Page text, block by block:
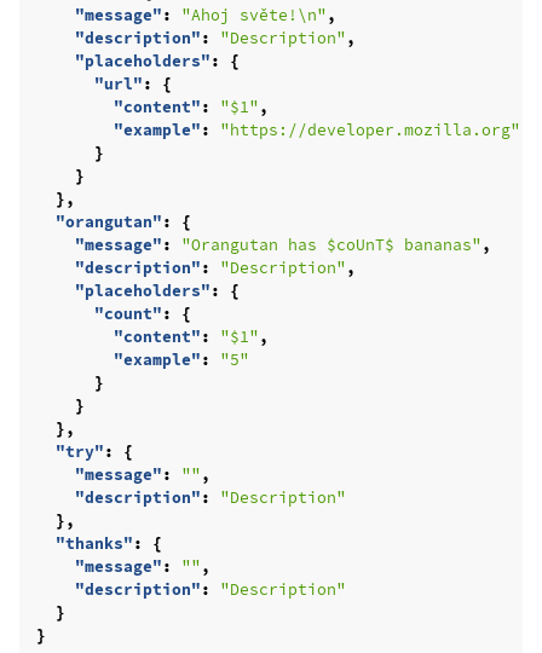
"message": "Ahoj světe!\n",
"description": "Description",
"placeholders":
{
"url":
{
"content": "$1",
"example":
"https://developer.mozilla.org"
}
}
},
"orangutan":
{
"message": "Orangutan has $coUnT$ bananas",
"description": "Description",
"placeholders":
{
"count":
{
"content": "$1",
"example":
"5"
}
}
},
"try":
{
"message": "",
"description":
"Description"
},
"thanks":
{
"message": "",
"description":
"Description"
}
}